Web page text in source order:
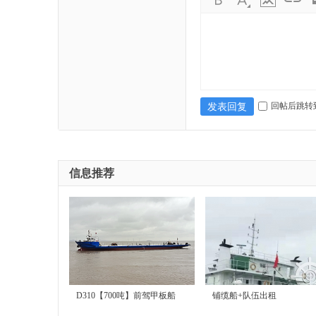
发表回复 回帖后跳转
信息推荐
D310【700吨】前驾甲板船 铺缆船+队伍出租